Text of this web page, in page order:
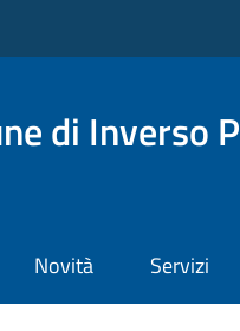
di Inverso
Novità Servizi